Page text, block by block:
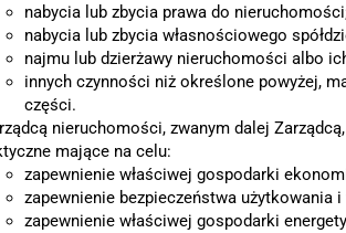
nabycia lub zbycia prawa do
nabycia lub zbycia własnościowego
najmu lub dzierżawy nieruchomości albo
innych czynności niż określone powyżej,
części.
nieruchomości, zwanym dalej
mające na celu:
zapewnienie właściwej gospodarki
zapewnienie bezpieczeństwa
zapewnienie właściwej gospodarki